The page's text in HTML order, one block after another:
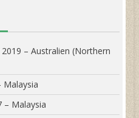
– Australien (Northern
Malaysia
– Malaysia